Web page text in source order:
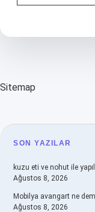
Sitemap
SON YAZILAR
kuzu eti ve nohut ile
Ağustos 8, 2026
Mobilya avangart ne
Ağustos 8, 2026